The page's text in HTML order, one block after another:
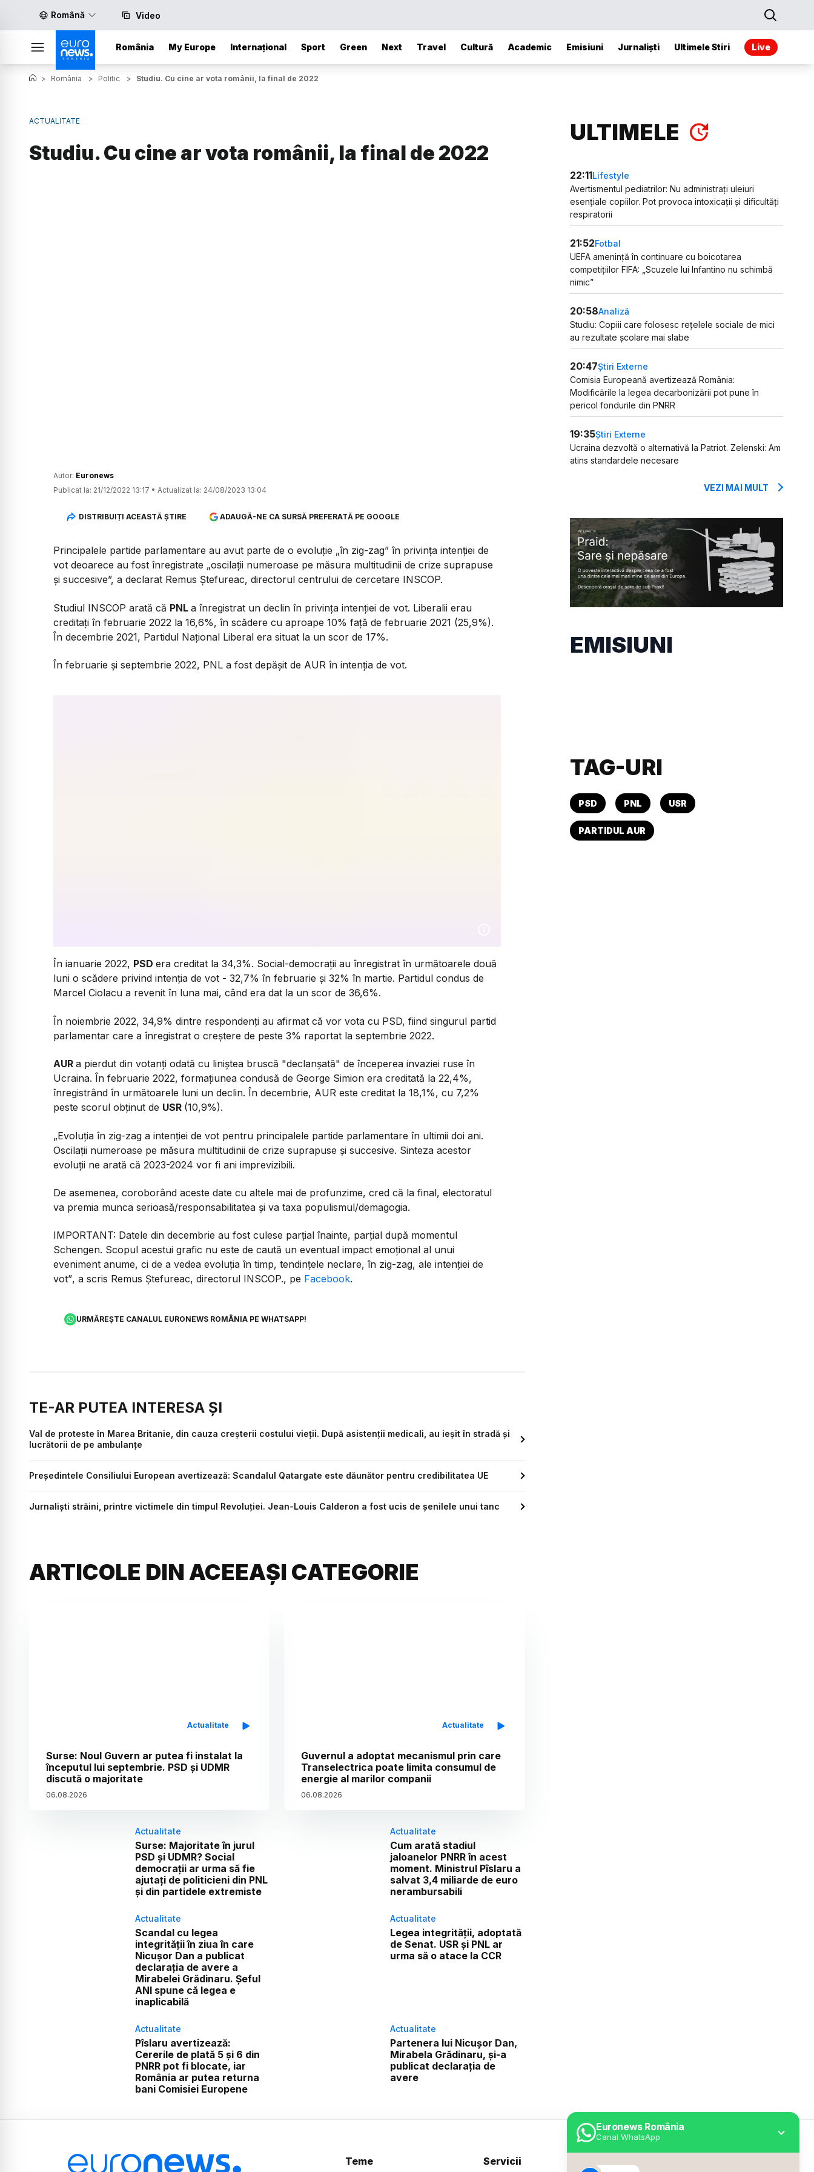
Română Video
România My Europe Internațional Sport Green Next Travel Cultură Academic Emisiuni Jurnaliști Ultimele Stiri Live
Euronews România
Canal WhatsApp
> România > Politic > Studiu. Cu cine ar vota românii, la final de 2022
ACTUALITATE
Studiu. Cu cine ar vota românii, la final de 2022
Autor: Euronews
Publicat la: 21/12/2022 13:17 • Actualizat la: 24/08/2023 13:04
DISTRIBUIȚI ACEASTĂ ȘTIRE ADAUGĂ-NE CA SURSĂ PREFERATĂ PE GOOGLE
Principalele partide parlamentare au avut parte de o evoluție „în zig-zag” în privința intenției de
vot deoarece au fost înregistrate „oscilații numeroase pe măsura multitudinii de crize suprapuse
și succesive”, a declarat Remus Ștefureac, directorul centrului de cercetare INSCOP.
Studiul INSCOP arată că PNL a înregistrat un declin în privința intenției de vot. Liberalii erau
creditați în februarie 2022 la 16,6%, în scădere cu aproape 10% față de februarie 2021 (25,9%).
În decembrie 2021, Partidul Național Liberal era situat la un scor de 17%.
În februarie și septembrie 2022, PNL a fost depășit de AUR în intenția de vot.
În ianuarie 2022, PSD era creditat la 34,3%. Social-democrații au înregistrat în următoarele două
luni o scădere privind intenția de vot - 32,7% în februarie și 32% în martie. Partidul condus de
Marcel Ciolacu a revenit în luna mai, când era dat la un scor de 36,6%.
În noiembrie 2022, 34,9% dintre respondenți au afirmat că vor vota cu PSD, fiind singurul partid
parlamentar care a înregistrat o creștere de peste 3% raportat la septembrie 2022.
AUR a pierdut din votanți odată cu liniștea bruscă "declanșată" de începerea invaziei ruse în
Ucraina. În februarie 2022, formațiunea condusă de George Simion era creditată la 22,4%,
înregistrând în următoarele luni un declin. În decembrie, AUR este creditat la 18,1%, cu 7,2%
peste scorul obținut de USR (10,9%).
„Evoluția în zig-zag a intenției de vot pentru principalele partide parlamentare în ultimii doi ani.
Oscilații numeroase pe măsura multitudinii de crize suprapuse și succesive. Sinteza acestor
evoluții ne arată că 2023-2024 vor fi ani imprevizibili.
De asemenea, coroborând aceste date cu altele mai de profunzime, cred că la final, electoratul
va premia munca serioasă/responsabilitatea și va taxa populismul/demagogia.
IMPORTANT: Datele din decembrie au fost culese parțial înainte, parțial după momentul
Schengen. Scopul acestui grafic nu este de caută un eventual impact emoțional al unui
eveniment anume, ci de a vedea evoluția în timp, tendințele neclare, în zig-zag, ale intenției de
vot”, a scris Remus Ștefureac, directorul INSCOP., pe Facebook.
URMĂREȘTE CANALUL EURONEWS ROMÂNIA PE WHATSAPP!
TE-AR PUTEA INTERESA ȘI
Val de proteste în Marea Britanie, din cauza creșterii costului vieții. După asistenții medicali, au ieșit în stradă și
lucrătorii de pe ambulanțe
Preşedintele Consiliului European avertizează: Scandalul Qatargate este dăunător pentru credibilitatea UE
Jurnaliști străini, printre victimele din timpul Revoluției. Jean-Louis Calderon a fost ucis de șenilele unui tanc
ARTICOLE DIN ACEEAȘI CATEGORIE
Actualitate
Surse: Noul Guvern ar putea fi instalat la
începutul lui septembrie. PSD și UDMR
discută o majoritate
06.08.2026
Actualitate
Guvernul a adoptat mecanismul prin care
Transelectrica poate limita consumul de
energie al marilor companii
06.08.2026
Actualitate
Surse: Majoritate în jurul
PSD și UDMR? Social
democrații ar urma să fie
ajutați de politicieni din PNL
și din partidele extremiste
Actualitate
Cum arată stadiul
jaloanelor PNRR în acest
moment. Ministrul Pîslaru a
salvat 3,4 miliarde de euro
nerambursabili
Actualitate
Scandal cu legea
integrității în ziua în care
Nicușor Dan a publicat
declarația de avere a
Mirabelei Grădinaru. Șeful
ANI spune că legea e
inaplicabilă
Actualitate
Legea integrității, adoptată
de Senat. USR și PNL ar
urma să o atace la CCR
Actualitate
Pîslaru avertizează:
Cererile de plată 5 și 6 din
PNRR pot fi blocate, iar
România ar putea returna
bani Comisiei Europene
Actualitate
Partenera lui Nicușor Dan,
Mirabela Grădinaru, și-a
publicat declarația de
avere
ULTIMELE
22:11Lifestyle
Avertismentul pediatrilor: Nu administrați uleiuri
esențiale copiilor. Pot provoca intoxicații și dificultăți
respiratorii
21:52Fotbal
UEFA amenință în continuare cu boicotarea
competițiilor FIFA: „Scuzele lui Infantino nu schimbă
nimic”
20:58Analiză
Studiu: Copiii care folosesc rețelele sociale de mici
au rezultate școlare mai slabe
20:47Știri Externe
Comisia Europeană avertizează România:
Modificările la legea decarbonizării pot pune în
pericol fondurile din PNRR
19:35Știri Externe
Ucraina dezvoltă o alternativă la Patriot. Zelenski: Am
atins standardele necesare
VEZI MAI MULT
EMISIUNI
TAG-URI
PSD PNL USR
PARTIDUL AUR
Teme Servicii